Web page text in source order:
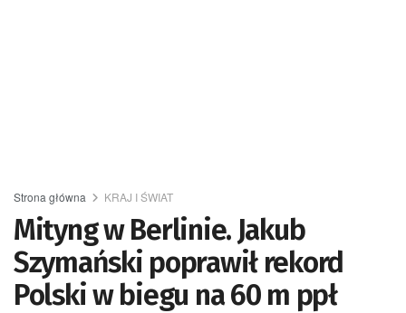
Strona główna KRAJ I ŚWIAT
Mityng w Berlinie. Jakub
Szymański poprawił rekord
Polski w biegu na 60 m ppł